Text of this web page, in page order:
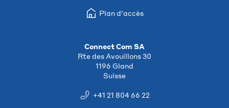
Plan d'accès
Connect Com SA
Rte des Avouillons 30
1196 Gland
Suisse
+41 21 804 66 22